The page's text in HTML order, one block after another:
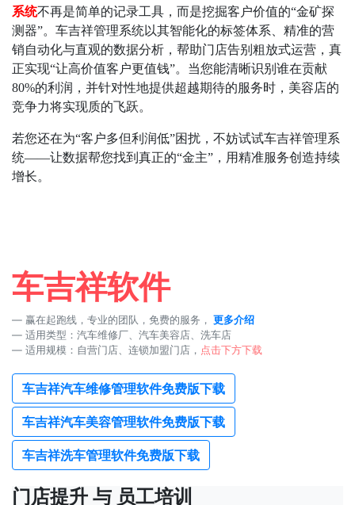
系统不再是简单的记录工具，而是挖掘客户价值的“金矿探
测器”。车吉祥管理系统以其智能化的标签体系、精准的营
销自动化与直观的数据分析，帮助门店告别粗放式运营，真
正实现“让高价值客户更值钱”。当您能清晰识别谁在贡献
80%的利润，并针对性地提供超越期待的服务时，美容店的
竞争力将实现质的飞跃。
若您还在为“客户多但利润低”困扰，不妨试试车吉祥管理系
统——让数据帮您找到真正的“金主” ，用精准服务创造持续
增长。
车吉祥软件
赢在起跑线，专业的团队，免费的服务， 更多介绍
适用类型：汽车维修厂、汽车美容店、洗车店
适用规模：自营门店、连锁加盟门店， 点击下方下载
车吉祥汽车维修管理软件免费版下载
车吉祥汽车美容管理软件免费版下载
车吉祥洗车管理软件免费版下载
门店提升 与 员工培训